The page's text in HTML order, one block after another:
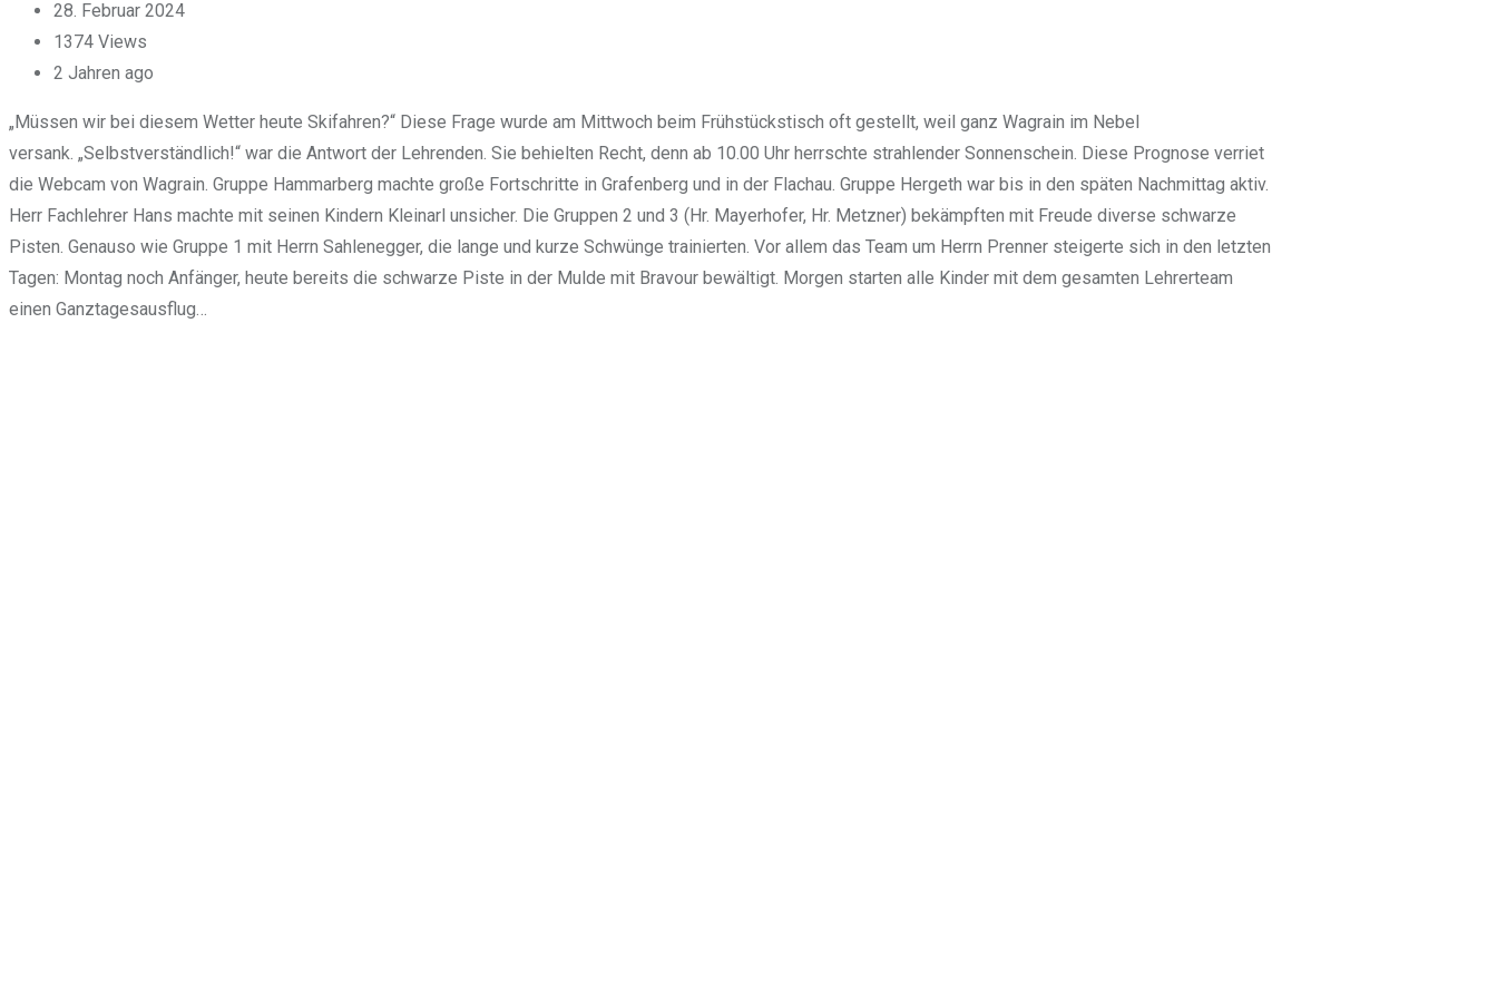
28. Februar 2024
1374 Views
2 Jahren ago
„Müssen wir bei diesem Wetter heute Skifahren?“ Diese Frage wurde am Mittwoch beim Frühstückstisch oft gestellt, weil ganz Wagrain im Nebel
versank. „Selbstverständlich!“ war die Antwort der Lehrenden. Sie behielten Recht, denn ab 10.00 Uhr herrschte strahlender Sonnenschein. Diese Prognose verriet
die Webcam von Wagrain. Gruppe Hammarberg machte große Fortschritte in Grafenberg und in der Flachau. Gruppe Hergeth war bis in den späten Nachmittag aktiv.
Herr Fachlehrer Hans machte mit seinen Kindern Kleinarl unsicher. Die Gruppen 2 und 3 (Hr. Mayerhofer, Hr. Metzner) bekämpften mit Freude diverse schwarze
Pisten. Genauso wie Gruppe 1 mit Herrn Sahlenegger, die lange und kurze Schwünge trainierten. Vor allem das Team um Herrn Prenner steigerte sich in den letzten
Tagen: Montag noch Anfänger, heute bereits die schwarze Piste in der Mulde mit Bravour bewältigt. Morgen starten alle Kinder mit dem gesamten Lehrerteam
einen Ganztagesausflug…